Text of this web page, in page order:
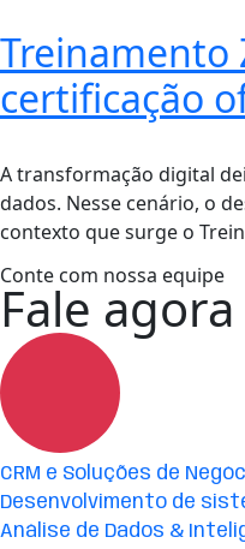
Treinamento
certificação
A transformação digital
dados. Nesse cenário, o
contexto que surge o
Conte com nossa equipe
Fale agora
CRM e Soluções de
Desenvolvimento de
Análise de Dados &